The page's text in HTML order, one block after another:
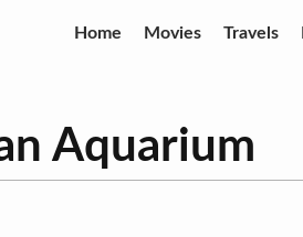
Home Movies Travels
Aquarium